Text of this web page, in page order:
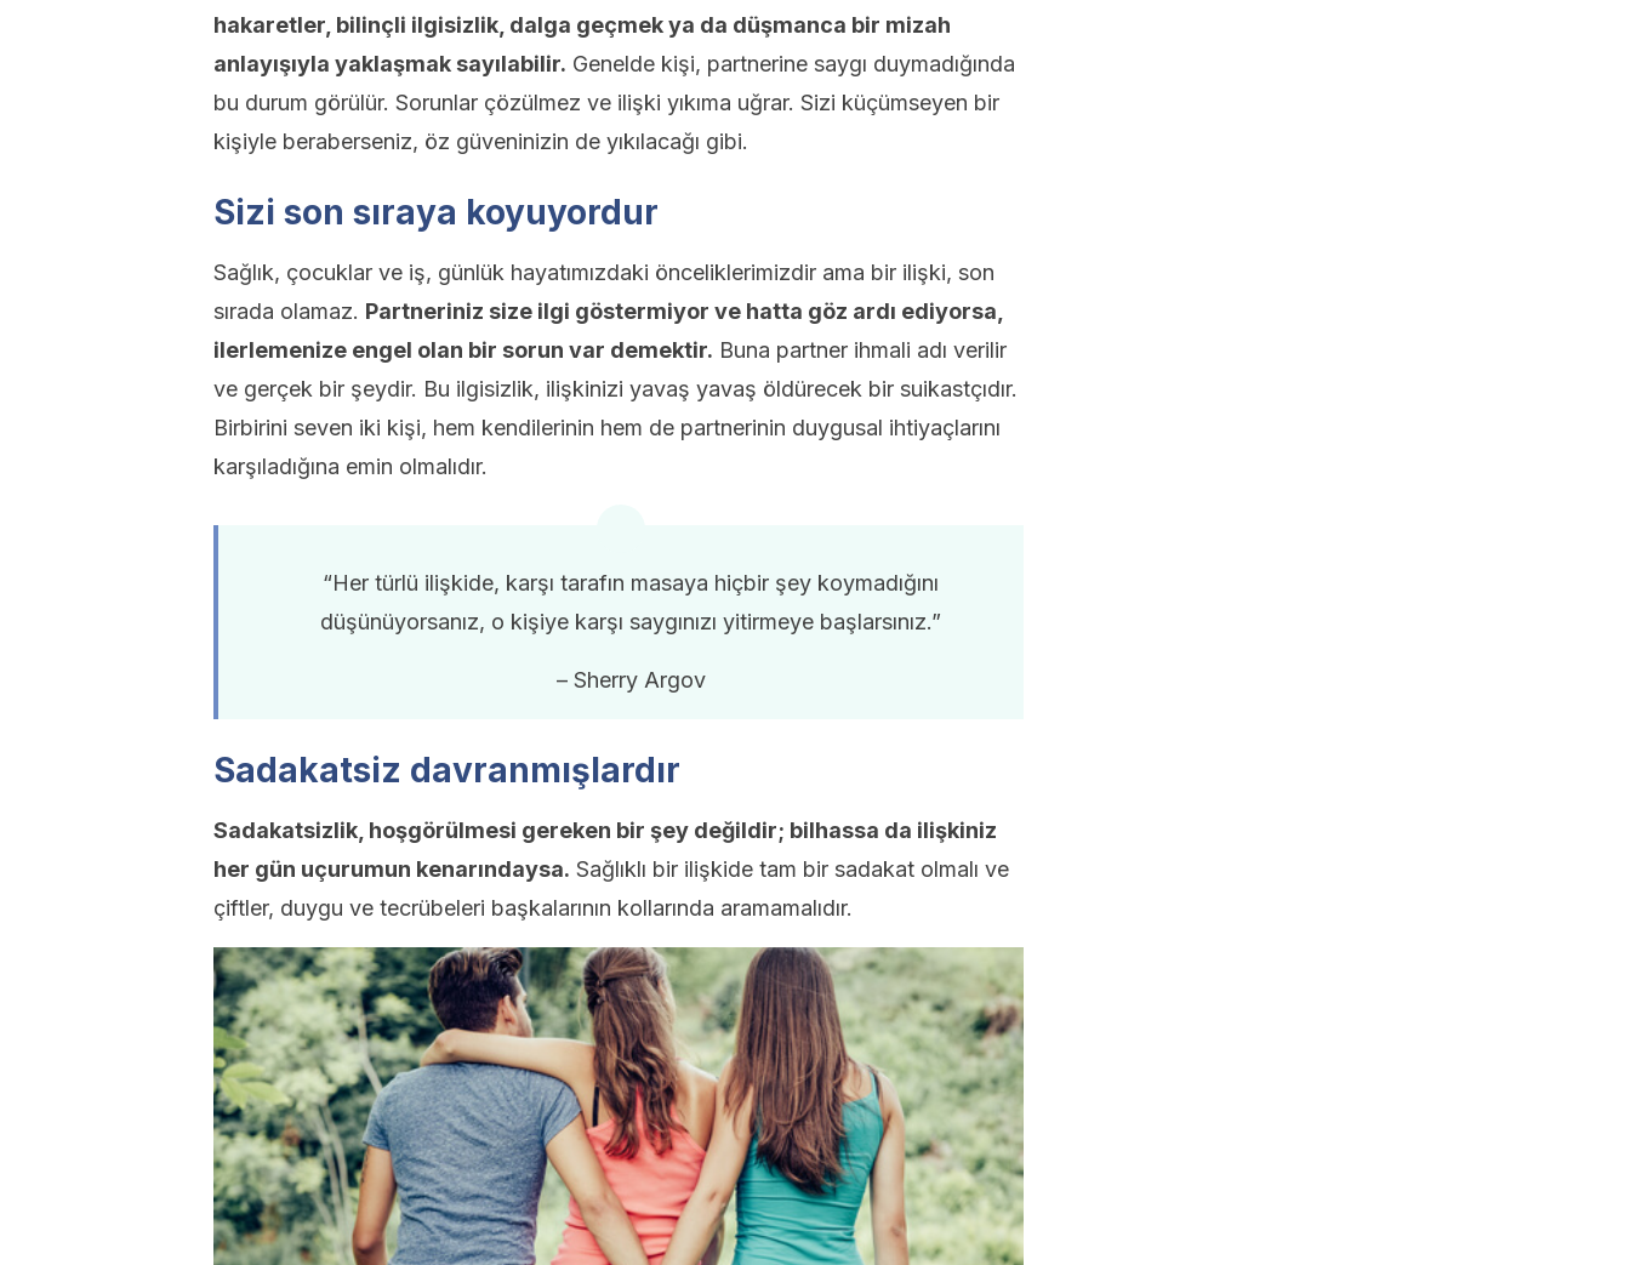
hakaretler, bilinçli ilgisizlik, dalga geçmek ya da düşmanca bir mizah
anlayışıyla yaklaşmak sayılabilir. Genelde kişi, partnerine saygı duymadığında
bu durum görülür. Sorunlar çözülmez ve ilişki yıkıma uğrar. Sizi küçümseyen bir
kişiyle beraberseniz, öz güveninizin de yıkılacağı gibi.
Sizi son sıraya koyuyordur
Sağlık, çocuklar ve iş, günlük hayatımızdaki önceliklerimizdir ama bir ilişki, son
sırada olamaz. Partneriniz size ilgi göstermiyor ve hatta göz ardı ediyorsa,
ilerlemenize engel olan bir sorun var demektir. Buna partner ihmali adı verilir
ve gerçek bir şeydir. Bu ilgisizlik, ilişkinizi yavaş yavaş öldürecek bir suikastçıdır.
Birbirini seven iki kişi, hem kendilerinin hem de partnerinin duygusal ihtiyaçlarını
karşıladığına emin olmalıdır.
“Her türlü ilişkide, karşı tarafın masaya hiçbir şey koymadığını
düşünüyorsanız, o kişiye karşı saygınızı yitirmeye başlarsınız.”
– Sherry Argov
Sadakatsiz davranmışlardır
Sadakatsizlik, hoşgörülmesi gereken bir şey değildir; bilhassa da ilişkiniz
her gün uçurumun kenarındaysa. Sağlıklı bir ilişkide tam bir sadakat olmalı ve
çiftler, duygu ve tecrübeleri başkalarının kollarında aramamalıdır.